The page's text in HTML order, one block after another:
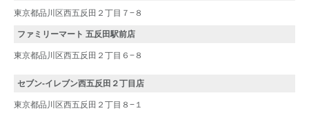
東京都品川区西五反田２丁目７−８
ファミリーマート 五反田駅前店
東京都品川区西五反田２丁目６−８
セブン-イレブン西五反田２丁目店
東京都品川区西五反田２丁目８−１